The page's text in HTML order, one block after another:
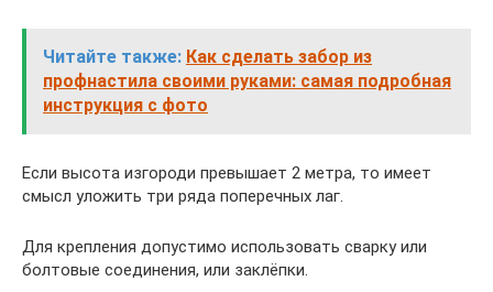
Читайте также: Как сделать забор из
профнастила своими руками: самая подробная
инструкция с фото
Если высота изгороди превышает 2 метра, то имеет
смысл уложить три ряда поперечных лаг.
Для крепления допустимо использовать сварку или
болтовые соединения, или заклёпки.